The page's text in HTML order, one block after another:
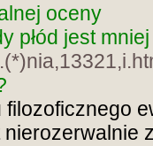
oceny
płód jest
filozoficznego